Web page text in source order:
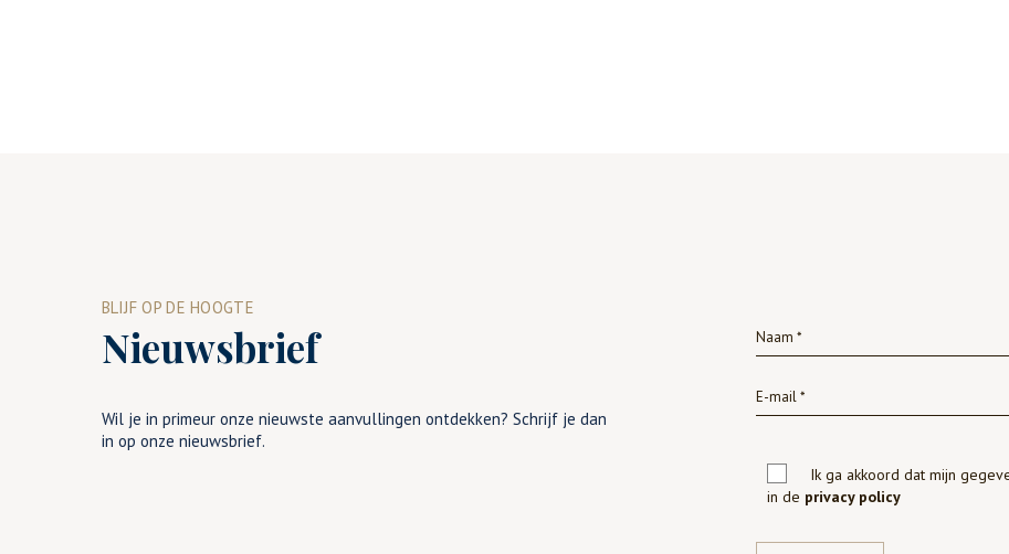
BLIJF OP DE HOOGTE
Nieuwsbrief
Wil je in primeur onze nieuwste aanvullingen ontdekken? Schrijf je dan
in op onze nieuwsbrief.
Ik ga akkoord dat mijn
in de privacy policy